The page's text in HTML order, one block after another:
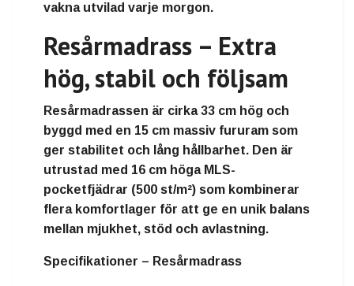
vakna utvilad varje morgon.
Resårmadrass – Extra
hög, stabil och följsam
Resårmadrassen är cirka33 cm hög och
byggd med en 15 cm massiv fururam som
ger stabilitet och lång hållbarhet. Den är
utrustad med 16 cm höga MLS-
pocketfjädrar (500 st/m²) som kombinerar
flera komfortlager för att ge en unik balans
mellan mjukhet, stöd och avlastning.
Specifikationer – Resårmadrass